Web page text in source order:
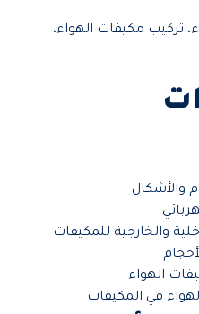
تركيب مكيفات الهواء،
والأشكال
والخارجية للمكيفات
الهواء
في المكيفات